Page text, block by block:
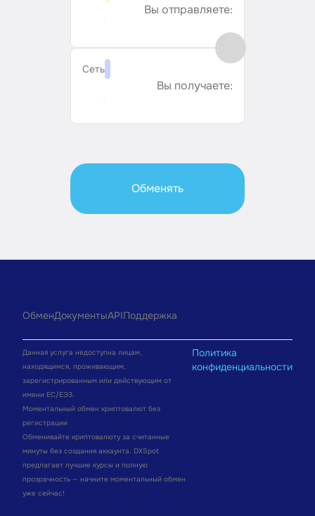
Вы отправляете:
Сеть
Вы получаете:
Обменять
ОбменДокументыAPIПоддержка
Данная услуга недоступна лицам,
находящимся, проживающим,
зарегистрированным или действующим от
имени ЕС/ЕЭЗ.
Моментальный обмен криптовалют без
регистрации
Обменивайте криптовалюту за считанные
минуты без создания аккаунта. DXSpot
предлагает лучшие курсы и полную
прозрачность — начните моментальный обмен
уже сейчас!
Политика
конфиденциальности